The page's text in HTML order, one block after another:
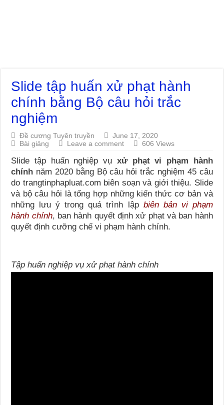
Slide tập huấn xử phạt hành
chính bằng Bộ câu hỏi trắc
nghiệm
Đề cương Tuyên truyền
June 17, 2020
Bài giảng
Leave a comment 606 Views
Slide tập huấn nghiệp vụ xử phạt vi phạm hành
chính năm 2020 bằng Bộ câu hỏi trắc nghiệm 45 câu
do trangtinphapluat.com biên soạn và giới thiệu. Slide
và bộ câu hỏi là tổng hợp những kiến thức cơ bản và
những lưu ý trong quá trình lập biên bản vi phạm
hành chính, ban hành quyết định xử phạt và ban hành
quyết định cưỡng chế vi phạm hành chính.
Tập huấn nghiệp vụ xử phạt hành chính